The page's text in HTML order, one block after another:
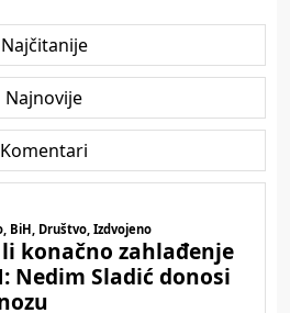
Najčitanije
Najnovije
Komentari